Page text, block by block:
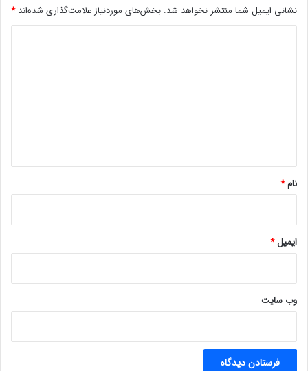
نشانی ایمیل شما منتشر نخواهد شد. بخش‌های موردنیاز علامت‌گذاری شده‌اند*
نام*
ایمیل*
وب‌ سایت